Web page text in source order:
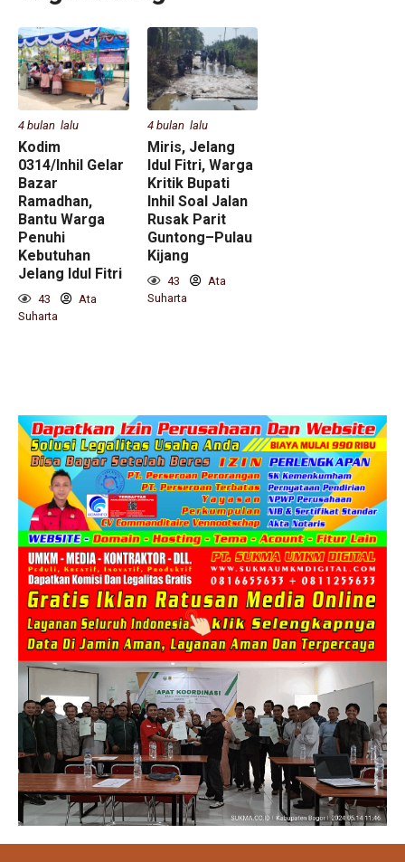
4 bulan lalu
Kodim
0314/Inhil Gelar
Bazar
Ramadhan,
Bantu Warga
Penuhi
Kebutuhan
Jelang Idul Fitri
43
Ata
Suharta
4 bulan lalu
Miris, Jelang
Idul Fitri, Warga
Kritik Bupati
Inhil Soal Jalan
Rusak Parit
Guntong–Pulau
Kijang
43
Ata
Suharta